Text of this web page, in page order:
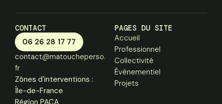
CONTACT
06 26 28 17 77
contact@matoucheperso.
fr
Zônes d'interventions :
Île-de-France
PAGES DU SITE
Accueil
Professionnel
Collectivité
Événementiel
Projets